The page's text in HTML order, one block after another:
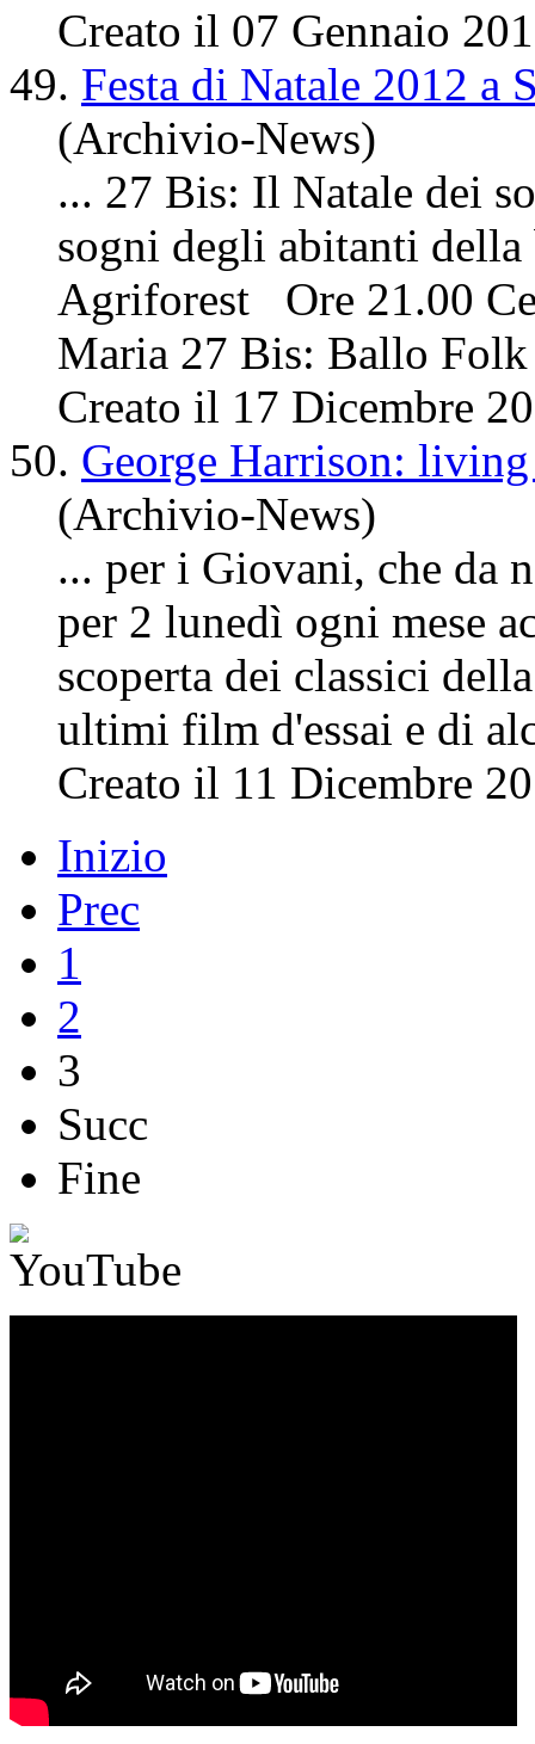
Creato il 07 Gennaio
49. Festa di Natale 2012 a
(Archivio-News)
... 27 Bis: Il Natale dei
sogni degli abitanti della
Agriforest Ore 21.00
Maria 27 Bis: Ballo
Creato il 17 Dicembre
50. George Harrison:
(Archivio-News)
... per i Giovani, che da
per 2 lunedì ogni mese
scoperta dei classici
ultimi film d'essai e di
Creato il 11 Dicembre
Inizio
Prec
1
2
3
Succ
Fine